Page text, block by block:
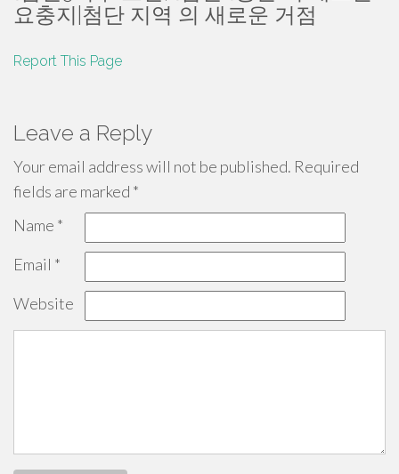
요충지|첨단 지역 의 새로운 거점
Report This Page
Leave a Reply
Your email address will not be published. Required
fields are marked *
Name *
Email *
Website